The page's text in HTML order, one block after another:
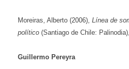
Moreiras, Alberto (2006), Línea de
político (Santiago de Chile:
Guillermo Pereyra